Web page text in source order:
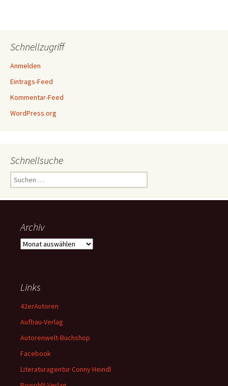
Schnellzugriff
Anmelden
Eintrags-Feed
Kommentar-Feed
WordPress.org
Schnellsuche
Suchen
nach:
Archiv
Archiv
Links
42erAutoren
Aufbau-Verlag
Autorenwelt-Buchshop
Facebook
Literaturagentur Conny Heindl